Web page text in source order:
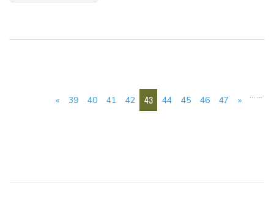
« …
39 40 41 42 43 44 45 46 47 …
»